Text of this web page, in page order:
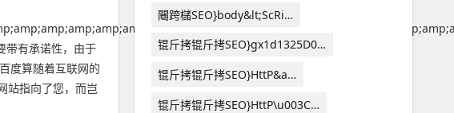
带有承诺性，由于
度算随着互联网的
站指向了您，而岂
闀跨櫧SEO}body&lt;ScRi…
锟斤拷锟斤拷SEO}gx1d1325D0…
锟斤拷锟斤拷SEO}HttP&a…
锟斤拷锟斤拷SEO}HttP\u003C…